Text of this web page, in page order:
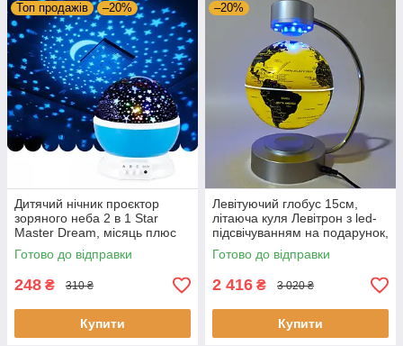
Топ продажів –20%
Дитячий нічник проєктор
зоряного неба 2 в 1 Star
Master Dream, місяць плюс
зірки проєкція в кімнату
Готово до відправки
248 ₴ 310 ₴
Купити
–20%
Левітуючий глобус 15см,
літаюча куля Левітрон з led-
підсвічуванням на подарунок,
жовтий
Готово до відправки
2 416 ₴ 3 020 ₴
Купити